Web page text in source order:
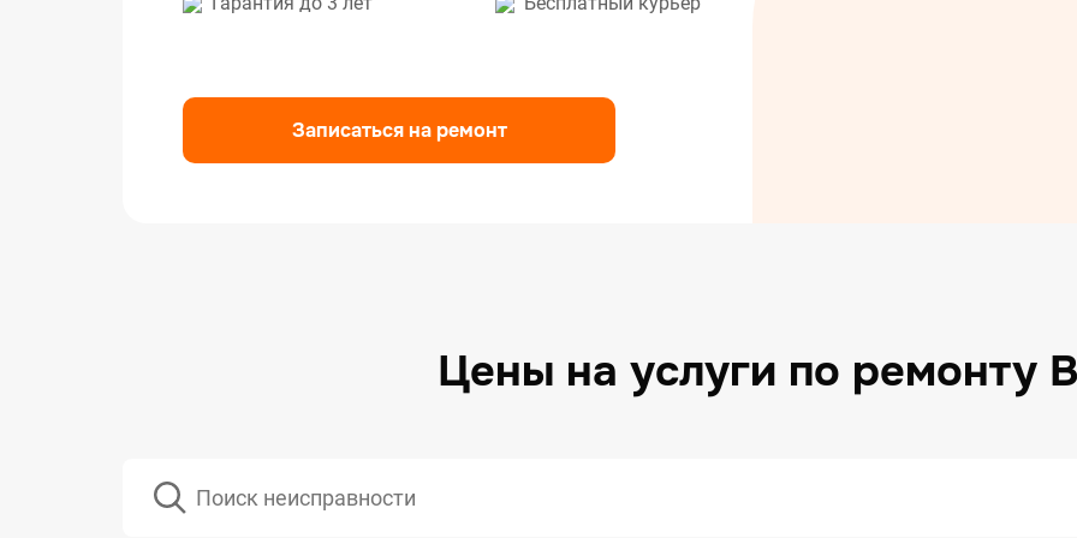
Ремонт электрических плит
Записаться на ремонт
Цены на услуги по ремонту